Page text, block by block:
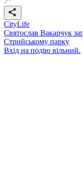
CityLife
Святослав Вакарчук
Стрийському парку
Вхід на подію вільний.